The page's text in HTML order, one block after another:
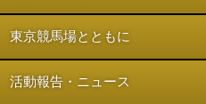
東京競馬場とともに
活動報告・ニュース